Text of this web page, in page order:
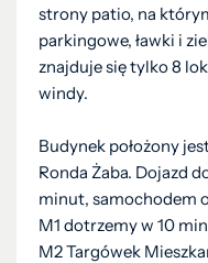
strony patio, na
parkingowe, ławki i
znajduje się tylko 8
windy.
Budynek położony
Ronda Żaba. Dojazd
minut, samochodem
M1 dotrzemy w 10
M2 Targówek